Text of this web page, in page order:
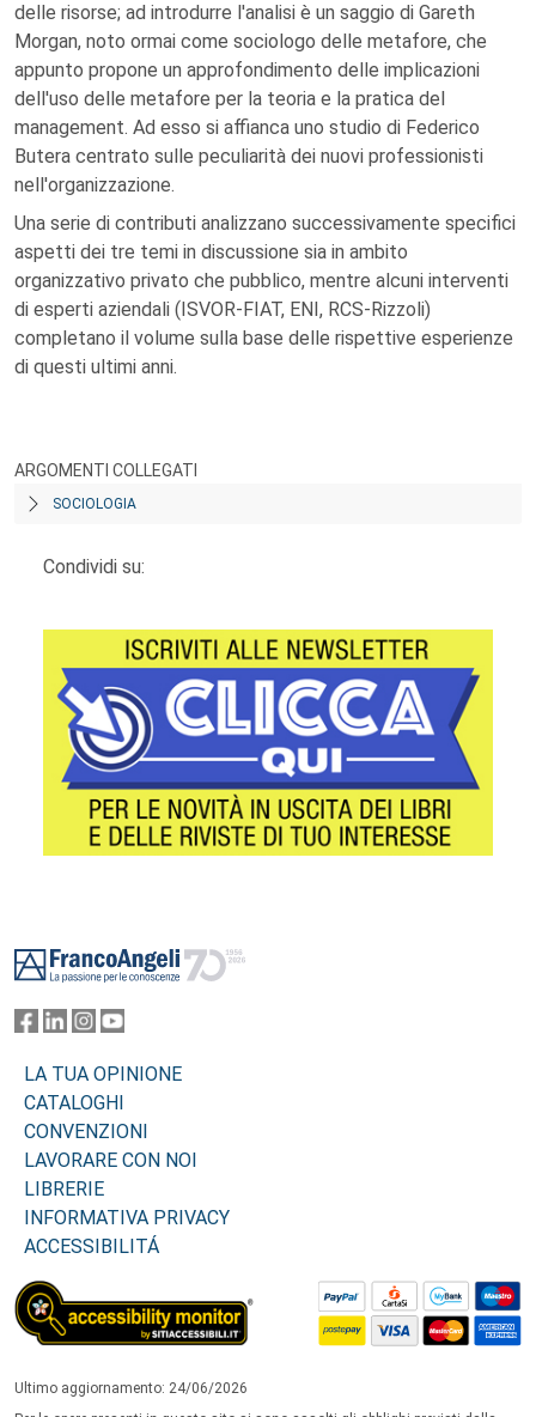
delle risorse; ad introdurre l'analisi è un saggio di Gareth
Morgan, noto ormai come sociologo delle metafore, che
appunto propone un approfondimento delle implicazioni
dell'uso delle metafore per la teoria e la pratica del
management. Ad esso si affianca uno studio di Federico
Butera centrato sulle peculiarità dei nuovi professionisti
nell'organizzazione.
Una serie di contributi analizzano successivamente specifici
aspetti dei tre temi in discussione sia in ambito
organizzativo privato che pubblico, mentre alcuni interventi
di esperti aziendali (ISVOR-FIAT, ENI, RCS-Rizzoli)
completano il volume sulla base delle rispettive esperienze
di questi ultimi anni.
ARGOMENTI COLLEGATI
SOCIOLOGIA
Condividi su:
LA TUA OPINIONE
CATALOGHI
CONVENZIONI
LAVORARE CON NOI
LIBRERIE
INFORMATIVA PRIVACY
ACCESSIBILITÁ
Ultimo aggiornamento: 24/06/2026